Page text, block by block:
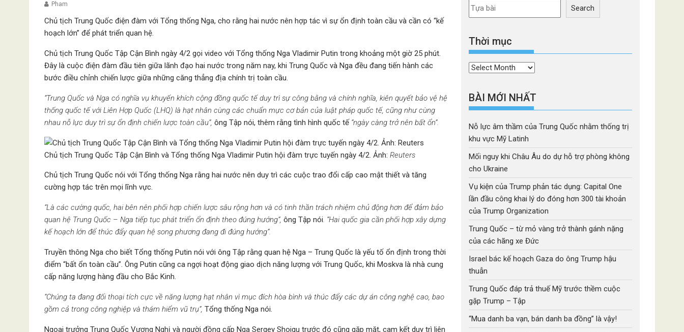
Pham
Chủ tịch Trung Quốc điện đàm với Tổng thống Nga, cho rằng hai nước nên hợp tác vì sự ổn định toàn cầu và cần có “kế
hoạch lớn” để phát triển quan hệ.
Chủ tịch Trung Quốc Tập Cận Bình ngày 4/2 gọi video với Tổng thống Nga Vladimir Putin trong khoảng một giờ 25 phút.
Đây là cuộc điện đàm đầu tiên giữa lãnh đạo hai nước trong năm nay, khi Trung Quốc và Nga đều đang tiến hành các
bước điều chỉnh chiến lược giữa những căng thẳng địa chính trị toàn cầu.
“Trung Quốc và Nga có nghĩa vụ khuyến khích cộng đồng quốc tế duy trì sự công bằng và chính nghĩa, kiên quyết bảo vệ hệ
thống quốc tế với Liên Hợp Quốc (LHQ) là hạt nhân cùng các chuẩn mực cơ bản của luật pháp quốc tế, cũng như cùng
nhau nỗ lực duy trì sự ổn định chiến lược toàn cầu”, ông Tập nói, thêm rằng tình hình quốc tế“ngày càng trở nên bất ổn”.
Chủ tịch Trung Quốc Tập Cận Bình và Tổng thống Nga Vladimir Putin hội đàm trực tuyến ngày 4/2. Ảnh: Reuters
Chủ tịch Trung Quốc nói với Tổng thống Nga rằng hai nước nên duy trì các cuộc trao đổi cấp cao mật thiết và tăng
cường hợp tác trên mọi lĩnh vực.
“Là các cường quốc, hai bên nên phối hợp chiến lược sâu rộng hơn và có tinh thần trách nhiệm chủ động hơn để đảm bảo
quan hệ Trung Quốc – Nga tiếp tục phát triển ổn định theo đúng hướng”, ông Tập nói. “Hai quốc gia cần phối hợp xây dựng
kế hoạch lớn để thúc đẩy quan hệ song phương đang đi đúng hướng”.
Truyền thông Nga cho biết Tổng thống Putin nói với ông Tập rằng quan hệ Nga – Trung Quốc là yếu tố ổn định trong thời
điểm “bất ổn toàn cầu”. Ông Putin cũng ca ngợi hoạt động giao dịch năng lượng với Trung Quốc, khi Moskva là nhà cung
cấp năng lượng hàng đầu cho Bắc Kinh.
“Chúng ta đang đối thoại tích cực về năng lượng hạt nhân vì mục đích hòa bình và thúc đẩy các dự án công nghệ cao, bao
gồm cả trong công nghiệp và thám hiểm vũ trụ”, Tổng thống Nga nói.
Ngoại trưởng Trung Quốc Vương Nghị và người đồng cấp Nga Sergey Shoigu trước đó cũng gặp mặt, cam kết duy trì liên
Search
Thời mục
Thời
BÀI MỚI NHẤT
Nỗ lực âm thầm của Trung Quốc nhằm thống trị
khu vực Mỹ Latinh
Mối nguy khi Châu Âu do dự hỗ trợ phòng không
cho Ukraine
Vụ kiện của Trump phản tác dụng: Capital One
lần đầu công khai lý do đóng hơn 300 tài khoản
của Trump Organization
Trung Quốc – từ mỏ vàng trở thành gánh nặng
của các hãng xe Đức
Israel bác kế hoạch Gaza do ông Trump hậu
thuẫn
Trung Quốc đáp trả thuế Mỹ trước thềm cuộc
gặp Trump – Tập
“Mua danh ba vạn, bán danh ba đồng” là vậy!